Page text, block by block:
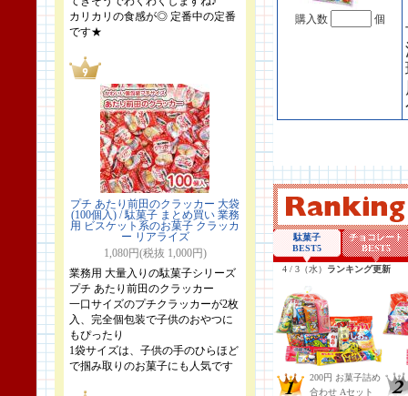
カリカリの食感が◎ 定番中の定番
です★
プチ あたり前田のクラッカー 大袋
(100個入) / 駄菓子 まとめ買い 業務
用 ビスケット系のお菓子 クラッカ
ー リアライズ
1,080円(税抜 1,000円)
業務用 大量入りの駄菓子シリーズ
プチ あたり前田のクラッカー
一口サイズのプチクラッカーが2枚
入、完全個包装で子供のおやつに
もぴったり
1袋サイズは、子供の手のひらほど
で掴み取りのお菓子にも人気です
購入数 個